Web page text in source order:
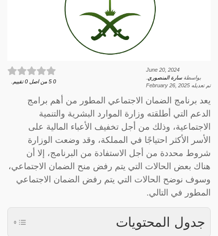
June 20, 2024
بواسطةسارة المنصوري
تم تعديله February 26, 2025
0
5 من اصل 0 تقييم.
يعد برنامج الضمان الاجتماعي المطور من أهم برامج
الدعم التي أطلقته وزارة الموارد البشرية والتنمية
الاجتماعية، وذلك من أجل تخفيف الأعباء المالية على
الأسر الأكثر احتياجًا في المملكة، وقد وضعت الوزارة
شروط محددة من أجل الاستفادة من البرنامج، إلا أن
هناك بعض الحالات التي يتم رفض منح الضمان الاجتماعي،
وسوف نوضح الحالات التي يتم رفض الضمان الاجتماعي
المطور في التالي.
جدول المحتويات